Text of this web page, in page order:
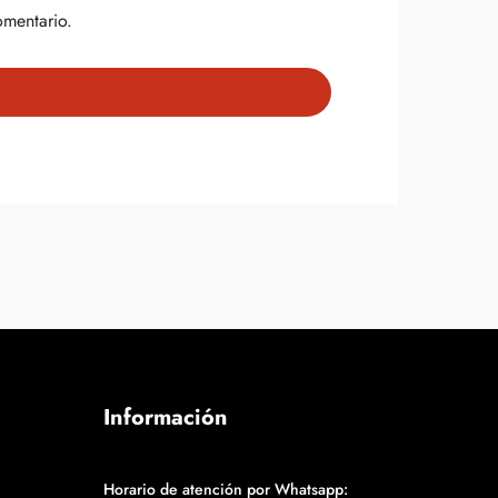
Información
Horario de atención por Whatsapp: